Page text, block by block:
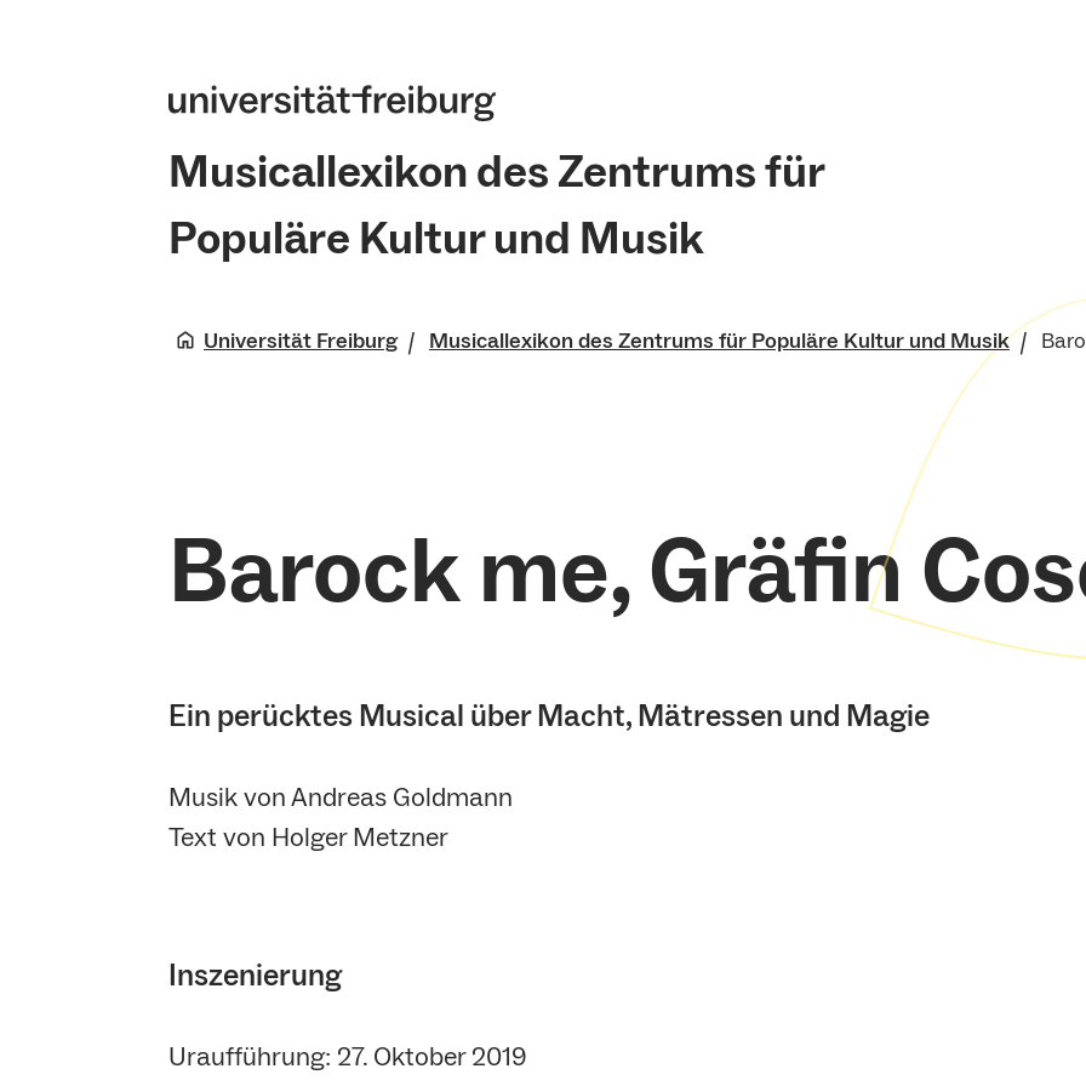
Musicallexikon des Zentrums für
Populäre Kultur und Musik
Universität Freiburg Musicallexikon des Zentrums für Populäre Kultur und Musik
Barock me, Gräfin
Ein perücktes Musical über Macht, Mätressen und Magie
Musik von Andreas Goldmann
Text von Holger Metzner
Inszenierung
Uraufführung: 27. Oktober 2019